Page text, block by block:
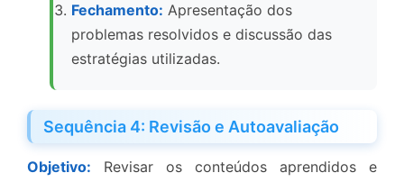
Fechamento: Apresentação dos
problemas resolvidos e discussão das
estratégias utilizadas.
Sequência 4: Revisão e Autoavaliação
Objetivo: Revisar os conteúdos aprendidos e